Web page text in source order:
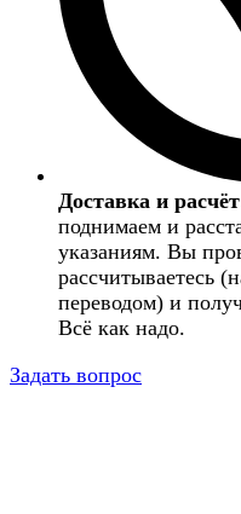
Доставка и
поднимаем и
указаниям. Вы
рассчитываетесь
переводом) и
Всё как надо.
Задать вопрос